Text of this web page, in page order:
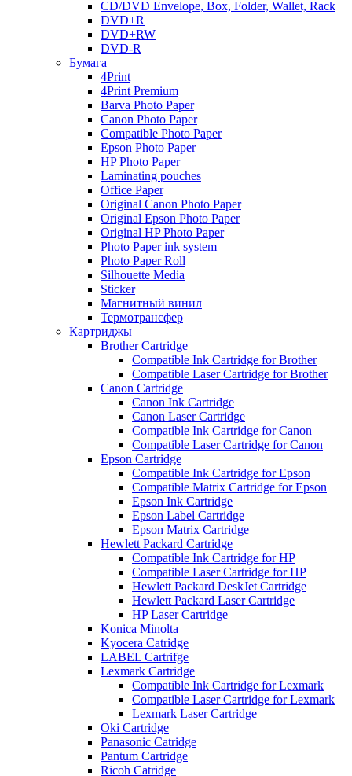
CD/DVD Envelope, Box, Folder, Wallet, Rack
DVD+R
DVD+RW
DVD-R
Бумага
4Print
4Print Premium
Barva Photo Paper
Canon Photo Paper
Compatible Photo Paper
Epson Photo Paper
HP Photo Paper
Laminating pouches
Office Paper
Original Canon Photo Paper
Original Epson Photo Paper
Original HP Photo Paper
Photo Paper ink system
Photo Paper Roll
Silhouette Media
Sticker
Магнитный винил
Термотрансфер
Картриджы
Brother Cartridge
Compatible Ink Cartridge for Brother
Compatible Laser Cartridge for Brother
Canon Cartridge
Canon Ink Cartridge
Canon Laser Cartridge
Compatible Ink Cartridge for Canon
Compatible Laser Cartridge for Canon
Epson Cartridge
Compatible Ink Cartridge for Epson
Compatible Matrix Cartridge for Epson
Epson Ink Cartridge
Epson Label Cartridge
Epson Matrix Cartridge
Hewlett Packard Cartridge
Compatible Ink Cartridge for HP
Compatible Laser Cartridge for HP
Hewlett Packard DeskJet Cartridge
Hewlett Packard Laser Cartridge
HP Laser Cartridge
Konica Minolta
Kyocera Catridge
LABEL Cartrifge
Lexmark Cartridge
Compatible Ink Cartridge for Lexmark
Compatible Laser Cartridge for Lexmark
Lexmark Laser Cartridge
Oki Cartridge
Panasonic Catridge
Pantum Cartridge
Ricoh Catridge